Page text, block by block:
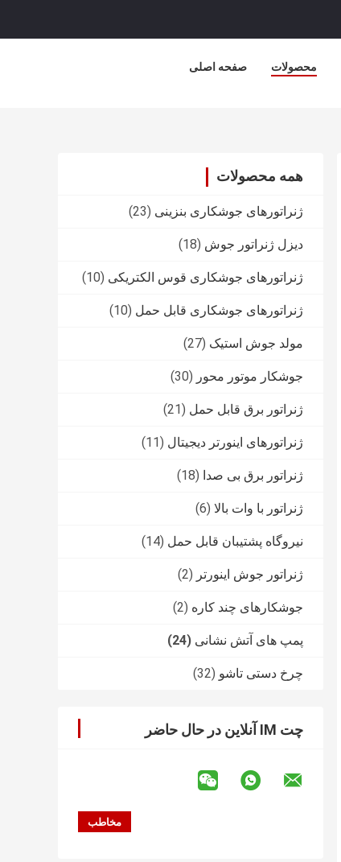
صفحه اصلی محصولات
همه محصولات
ژنراتورهای جوشکاری بنزینی (23)
دیزل ژنراتور جوش (18)
ژنراتورهای جوشکاری قوس الکتریکی (10)
ژنراتورهای جوشکاری قابل حمل (10)
مولد جوش استیک (27)
جوشکار موتور محور (30)
ژنراتور برق قابل حمل (21)
ژنراتورهای اینورتر دیجیتال (11)
ژنراتور برق بی صدا (18)
ژنراتور با وات بالا (6)
نیروگاه پشتیبان قابل حمل (14)
ژنراتور جوش اینورتر (2)
جوشکارهای چند کاره (2)
پمپ های آتش نشانی (24)
چرخ دستی تاشو (32)
چت IM آنلاین در حال حاضر